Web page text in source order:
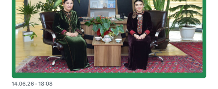
14.06.26 - 18:08